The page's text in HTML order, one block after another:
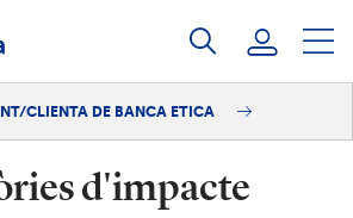
CLIENTA DE BANCA ETICA
d'impacte